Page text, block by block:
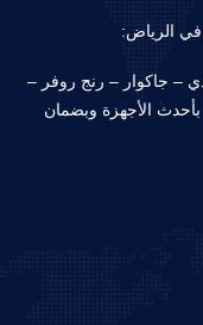
الرياض:
– جاكوار – رنج روفر –
الأجهزة وبضمان